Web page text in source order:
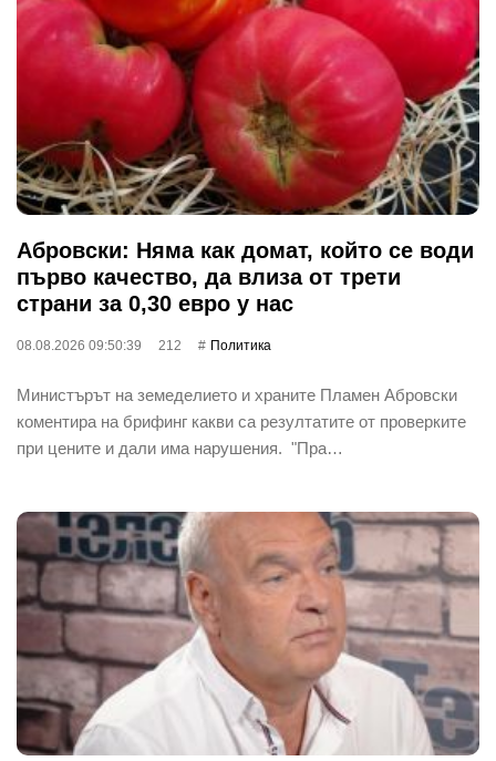
Абровски: Няма как домат, който се води
първо качество, да влиза от трети
страни за 0,30 евро у нас
08.08.2026 09:50:39 212 Политика
Министърът на земеделието и храните Пламен Абровски
коментира на брифинг какви са резултатите от проверките
при цените и дали има нарушения. "Пра…